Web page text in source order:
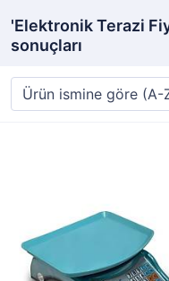
'Elektronik Terazi
sonuçları